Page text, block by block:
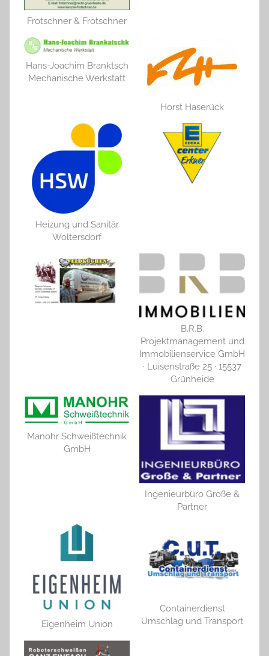
Frotschner & Frotschner
Hans-Joachim Branktsch
Mechanische Werkstatt
Horst Haserück
Heizung und Sanitär
Woltersdorf
B.R.B.
Projektmanagement und
Immobilienservice GmbH
· Luisenstraße 25 · 15537
Grünheide
Manohr Schweißtechnik
GmbH
Ingenieurbüro Große &
Partner
Eigenheim Union
Containerdienst
Umschlag und Transport